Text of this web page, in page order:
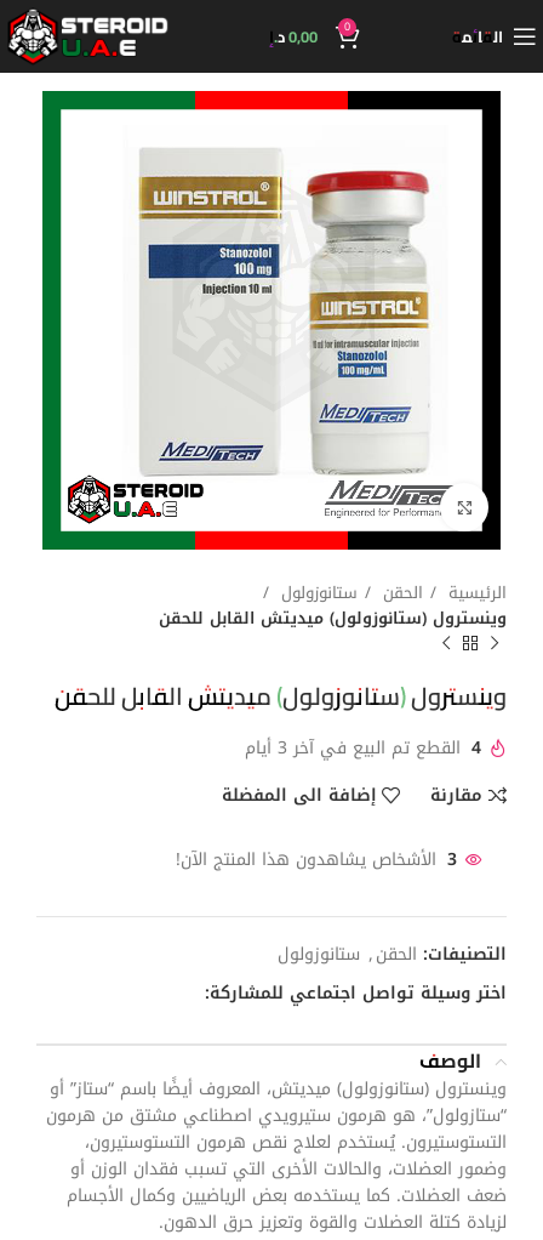
القائمة 0
0,00د.إ
اضغط للتكبير
الرئيسية الحقن
ستانوزولول
وينسترول (ستانوزولول) ميديتش القابل للحقن
وينسترول (ستانوزولول) ميديتش القابل للحقن
4 القطع تم البيع في آخر 3 أيام
مقارنة
إضافة الى المفضلة
3 الأشخاص يشاهدون هذا المنتج الآن!
التصنيفات: الحقن, ستانوزولول
اختر وسيلة تواصل اجتماعي للمشاركة:
الوصف
وينسترول (ستانوزولول) ميديتش، المعروف أيضًا باسم “ستاز” أو
“ستازولول”، هو هرمون ستيرويدي اصطناعي مشتق من هرمون
التستوستيرون. يُستخدم لعلاج نقص هرمون التستوستيرون،
وضمور العضلات، والحالات الأخرى التي تسبب فقدان الوزن أو
ضعف العضلات. كما يستخدمه بعض الرياضيين وكمال الأجسام
لزيادة كتلة العضلات والقوة وتعزيز حرق الدهون.